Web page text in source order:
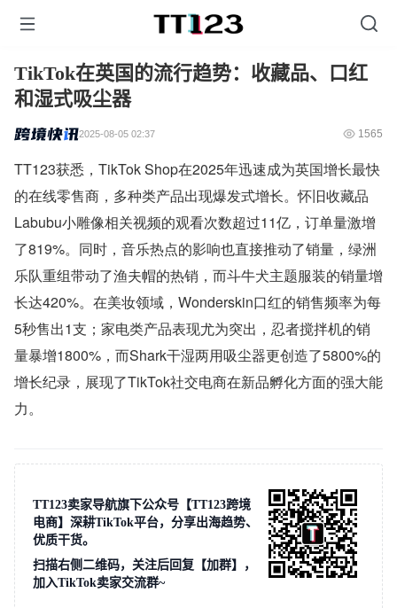
TikTok在英国的流行趋势：收藏品、口红
和湿式吸尘器
2025-08-05 02:37 1565
TT123获悉，TikTok Shop在2025年迅速成为英国增长最快
的在线零售商，多种类产品出现爆发式增长。怀旧收藏品
Labubu小雕像相关视频的观看次数超过11亿，订单量激增
了819%。同时，音乐热点的影响也直接推动了销量，绿洲
乐队重组带动了渔夫帽的热销，而斗牛犬主题服装的销量增
长达420%。在美妆领域，Wonderskin口红的销售频率为每
5秒售出1支；家电类产品表现尤为突出，忍者搅拌机的销
量暴增1800%，而Shark干湿两用吸尘器更创造了5800%的
增长纪录，展现了TikTok社交电商在新品孵化方面的强大能
力。
TT123卖家导航旗下公众号【TT123跨境
电商】深耕TikTok平台，分享出海趋势、
优质干货。
扫描右侧二维码，关注后回复【加群】，
加入TikTok卖家交流群~